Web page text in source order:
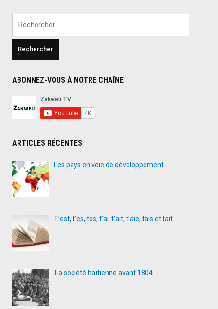
ABONNEZ-VOUS À NOTRE CHAÎNE
ARTICLES RÉCENTES
Les pays en voie de développement
T’est, t’es, tes, t’ai, t’ait, t’aie, tais et tait
La société haïtienne avant 1804